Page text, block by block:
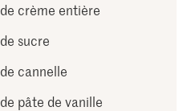
de crème entière
de sucre
de cannelle
de pâte de vanille